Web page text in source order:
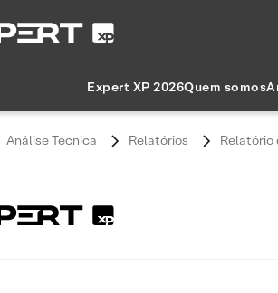
Expert XP 2026Quem somos
Análise Técnica Relatórios Relatório